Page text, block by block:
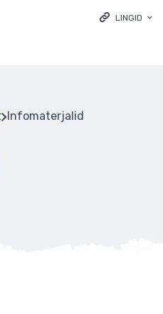
LINGID
Infomaterjalid